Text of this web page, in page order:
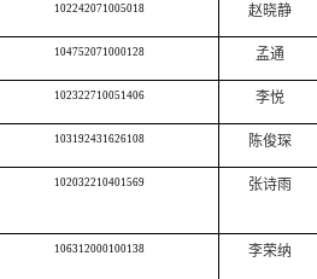
102242071005018 赵晓静
104752071000128 孟通
102322710051406 李悦
103192431626108 陈俊琛
102032210401569 张诗雨
106312000100138 李荣纳